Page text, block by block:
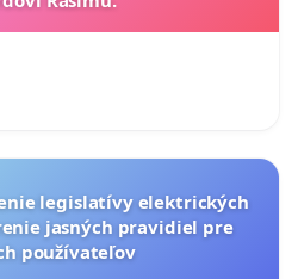
legislatívy elektrických
jasných pravidiel pre
používateľov